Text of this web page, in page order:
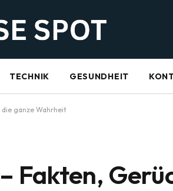
TECHNIK GESUNDHEIT
die ganze Wahrheit
Fakten,